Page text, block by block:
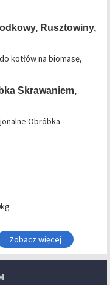
Rusztowiny,
kotłów na biomasę,
Skrawaniem,
Obróbka
Zobacz więcej